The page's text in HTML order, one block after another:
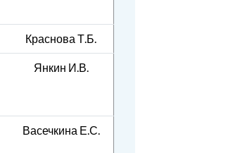
Краснова Т.Б.
Янкин И.В.
Васечкина Е.С.